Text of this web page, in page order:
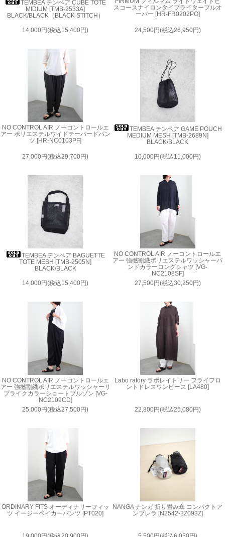
TEMBEA テンベア CUBE TOTE
MIDIUM [TMB-2533A]
BLACK/BLACK（BLACK STITCH）
14,000円(税込15,400円)
スコースナイロンタイプライタープルオ
ーバー [HR-FR0202PO]
24,500円(税込26,950円)
NO CONTROL AIR ノーコントロールエ
アー ポリエステルワイドテーパードパン
ツ [HR-NC0103PF]
27,000円(税込29,700円)
TEMBEA テンベア GAME POUCH
MEDIUM MESH [TMB-2689N]
BLACK/BLACK
10,000円(税込11,000円)
TEMBEA テンベア BAGUETTE
TOTE MESH [TMB-2505N]
BLACK/BLACK
14,000円(税込15,400円)
NO CONTROL AIR ノーコントロールエ
アー 強撚割繊ポリエステルワッシャーバ
ンドカラーロングシャツ [VG-
NC2108SF]
27,500円(税込30,250円)
NO CONTROL AIR ノーコントロールエ
アー 強撚割繊ポリエステルワッシャーリ
ブライクカラーショートブルゾン [VG-
NC2109CD]
25,000円(税込27,500円)
Labo ratory ラボレイトリー フライフロ
ントドレスワンピース [LA480]
22,800円(税込25,080円)
ORDINARY FITS オーディナリーフィッ
ツ イージーベイカーパンツ [PT020]
NANGA ナンガ 折り畳み傘 コンパクトア
ンブレラ [N2542-3Z093Z]